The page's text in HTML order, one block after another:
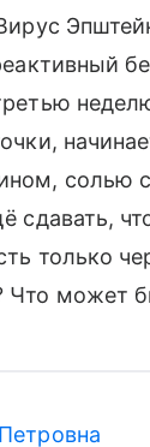
солью
сдавать,
только
Что может